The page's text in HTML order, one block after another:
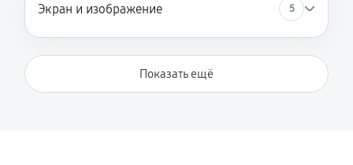
Экран и изображение 5
Показать ещё